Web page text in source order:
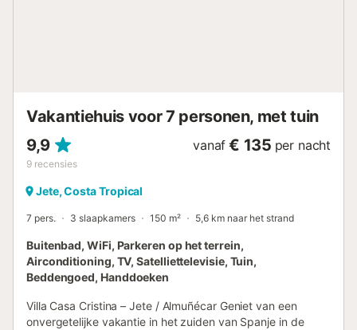
Vakantiehuis voor 7 personen, met tuin
9,9
9 recensies
vanaf € 135 per nacht
Jete, Costa Tropical
7 pers. 3 slaapkamers 150 m² 5,6 km naar het strand
Buitenbad, WiFi, Parkeren op het terrein,
Airconditioning, TV, Satelliettelevisie, Tuin,
Beddengoed, Handdoeken
Villa Casa Cristina – Jete / Almuñécar Geniet van een
onvergetelijke vakantie in het zuiden van Spanje in de